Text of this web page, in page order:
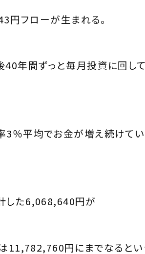
円フローが生まれる。
40年間ずっと毎月投資に回し
3％平均でお金が増え続けてい
した6,068,640円が
11,782,760円にまでなるとい